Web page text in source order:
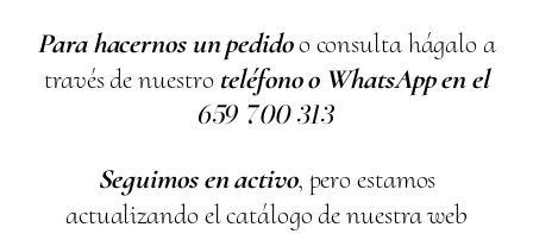
Para hacernos un pedidoo consulta hágalo a
través de nuestro teléfono o WhatsApp en el
659 700313
Seguimos en activo, pero estamos
actualizando el catálogo de nuestra web